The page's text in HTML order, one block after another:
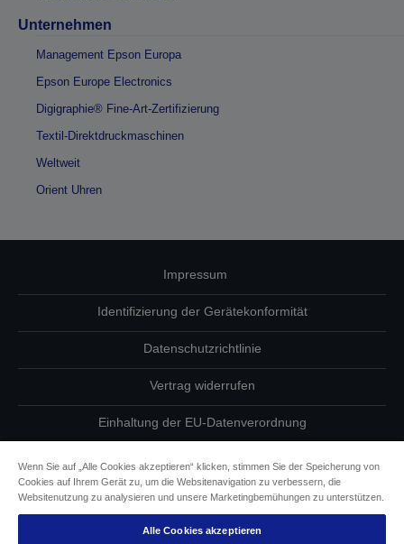
Unternehmen
Management Epson Europa
Epson Europe Electronics
Digigraphie® Fine-Art-Zertifizierung
Textil-Direktdruckmaschinen
Weltweit
Orient Uhren
Impressum
Identifizierung der Gerätekonformität
Datenschutzrichtlinie
Vertrag widerrufen
Einhaltung der EU-Datenverordnung
Informationen zu Cookies
Epson Engagement für Barrierefreiheit
Wenn Sie auf „Alle Cookies akzeptieren“ klicken, stimmen Sie der Speicherung von
Cookies auf Ihrem Gerät zu, um die Websitenavigation zu verbessern, die
Websitenutzung zu analysieren und unsere Marketingbemühungen zu unterstützen.
Alle Cookies akzeptieren